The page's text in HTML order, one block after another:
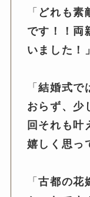
「 どれも素
です！！両
いました！」
「結婚式で
おらず、少
回それも叶
嬉しく思っ
「古都の花